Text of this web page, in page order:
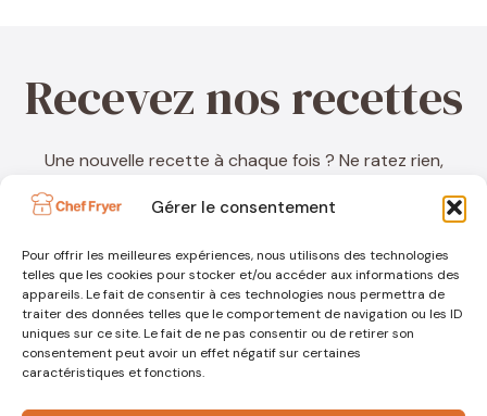
Gérer le consentement
Pour offrir les meilleures expériences, nous utilisons des technologies
telles que les cookies pour stocker et/ou accéder aux informations des
appareils. Le fait de consentir à ces technologies nous permettra de
traiter des données telles que le comportement de navigation ou les ID
uniques sur ce site. Le fait de ne pas consentir ou de retirer son
consentement peut avoir un effet négatif sur certaines
caractéristiques et fonctions.
Recevez nos recettes
Une nouvelle recette à chaque fois ? Ne ratez rien,